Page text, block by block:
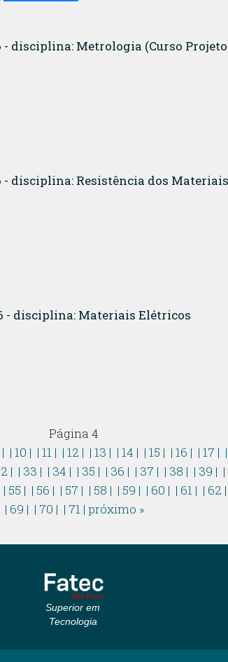
- disciplina: Metrologia (Curso
- disciplina: Resistência dos
- disciplina: Materiais Elétricos
Página 4
| 10 | | 11 | | 12 | | 13 | | 14 | | 15 | | 16 | | 17 |
| | 33 | | 34 | | 35 | | 36 | | 37 | | 38 | | 39 |
| 55 | | 56 | | 57 | | 58 | | 59 | | 60 | | 61 | | 62 |
| 69 | | 70 | | 71 |próximo »
Superior em
Tecnologia